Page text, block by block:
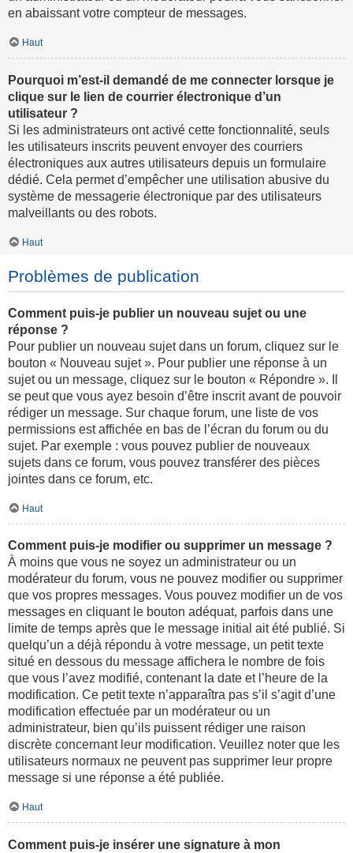
en abaissant votre compteur de messages.
Haut
Pourquoi m’est-il demandé de me connecter lorsque je
clique sur le lien de courrier électronique d’un
utilisateur ?
Si les administrateurs ont activé cette fonctionnalité, seuls
les utilisateurs inscrits peuvent envoyer des courriers
électroniques aux autres utilisateurs depuis un formulaire
dédié. Cela permet d’empêcher une utilisation abusive du
système de messagerie électronique par des utilisateurs
malveillants ou des robots.
Haut
Problèmes de publication
Comment puis-je publier un nouveau sujet ou une
réponse ?
Pour publier un nouveau sujet dans un forum, cliquez sur le
bouton « Nouveau sujet ». Pour publier une réponse à un
sujet ou un message, cliquez sur le bouton « Répondre ». Il
se peut que vous ayez besoin d’être inscrit avant de pouvoir
rédiger un message. Sur chaque forum, une liste de vos
permissions est affichée en bas de l’écran du forum ou du
sujet. Par exemple : vous pouvez publier de nouveaux
sujets dans ce forum, vous pouvez transférer des pièces
jointes dans ce forum, etc.
Haut
Comment puis-je modifier ou supprimer un message ?
À moins que vous ne soyez un administrateur ou un
modérateur du forum, vous ne pouvez modifier ou supprimer
que vos propres messages. Vous pouvez modifier un de vos
messages en cliquant le bouton adéquat, parfois dans une
limite de temps après que le message initial ait été publié. Si
quelqu’un a déjà répondu à votre message, un petit texte
situé en dessous du message affichera le nombre de fois
que vous l’avez modifié, contenant la date et l’heure de la
modification. Ce petit texte n’apparaîtra pas s’il s’agit d’une
modification effectuée par un modérateur ou un
administrateur, bien qu’ils puissent rédiger une raison
discrète concernant leur modification. Veuillez noter que les
utilisateurs normaux ne peuvent pas supprimer leur propre
message si une réponse a été publiée.
Haut
Comment puis-je insérer une signature à mon